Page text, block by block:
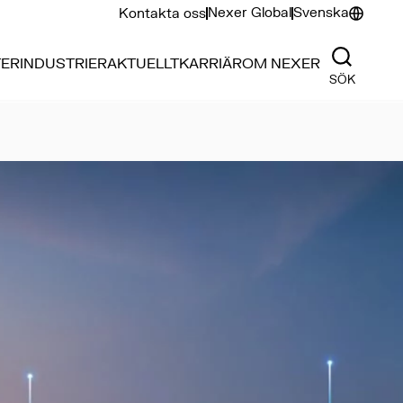
Kontakta ossNexer GlobalSvenska
INDUSTRIERAKTUELLTKARRIÄROM NEXER
SÖK